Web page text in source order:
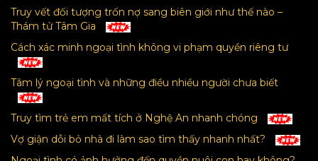
Truy vết đối tượng trốn nợ sang biên giới như thế nào –
Thám tử Tâm Gia
Cách xác minh ngoại tình không vi phạm quyền riêng tư
Tâm lý ngoại tình và những điều nhiều người chưa biết
Truy tìm trẻ em mất tích ở Nghệ An nhanh chóng
Vợ giận dỗi bỏ nhà đi làm sao tìm thấy nhanh nhất?